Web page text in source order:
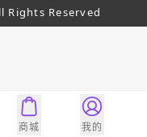
Rights Reserved
商城 我的